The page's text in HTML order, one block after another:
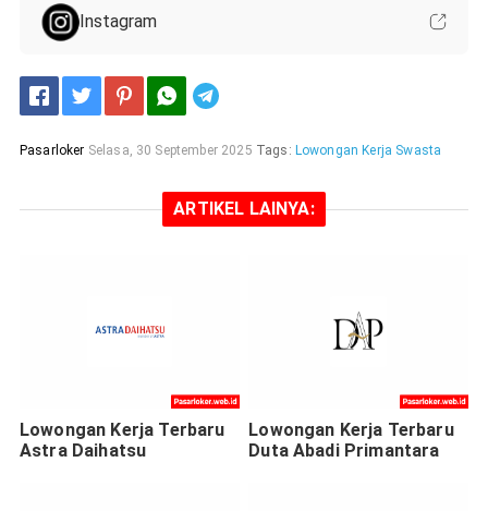
Instagram
Pasarloker Selasa, 30 September 2025 Tags: Lowongan Kerja Swasta
ARTIKEL LAINYA:
Lowongan Kerja Terbaru
Astra Daihatsu
Lowongan Kerja Terbaru
Duta Abadi Primantara